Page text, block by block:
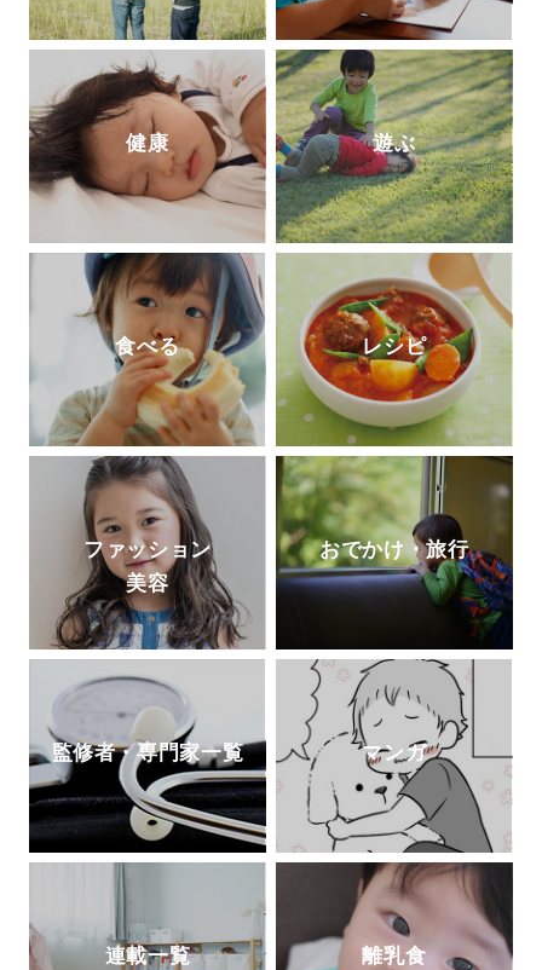
健康 遊ぶ
食べる レシピ
ファッション
美容
おでかけ・旅行
監修者・専門家一覧 マンガ
連載一覧 離乳食